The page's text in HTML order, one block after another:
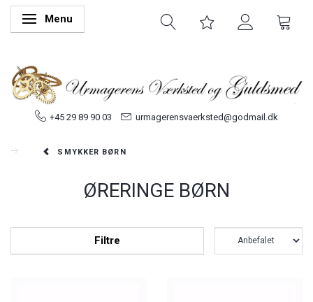
Skifte navigation
Menu
+45 29 89 90 03 urmagerensvaerksted@godmail.dk
SMYKKER BØRN
ØRERINGE BØRN
Filtre